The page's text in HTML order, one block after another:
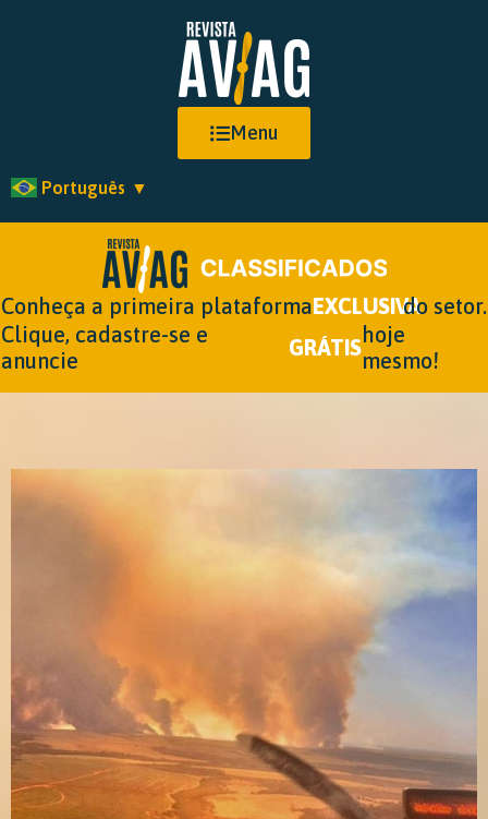
Menu
Português ▼
Conheça a primeira plataformaEXCLUSIVAdo setor.
Clique, cadastre-se e
anuncie
GRÁTIS
hoje
mesmo!